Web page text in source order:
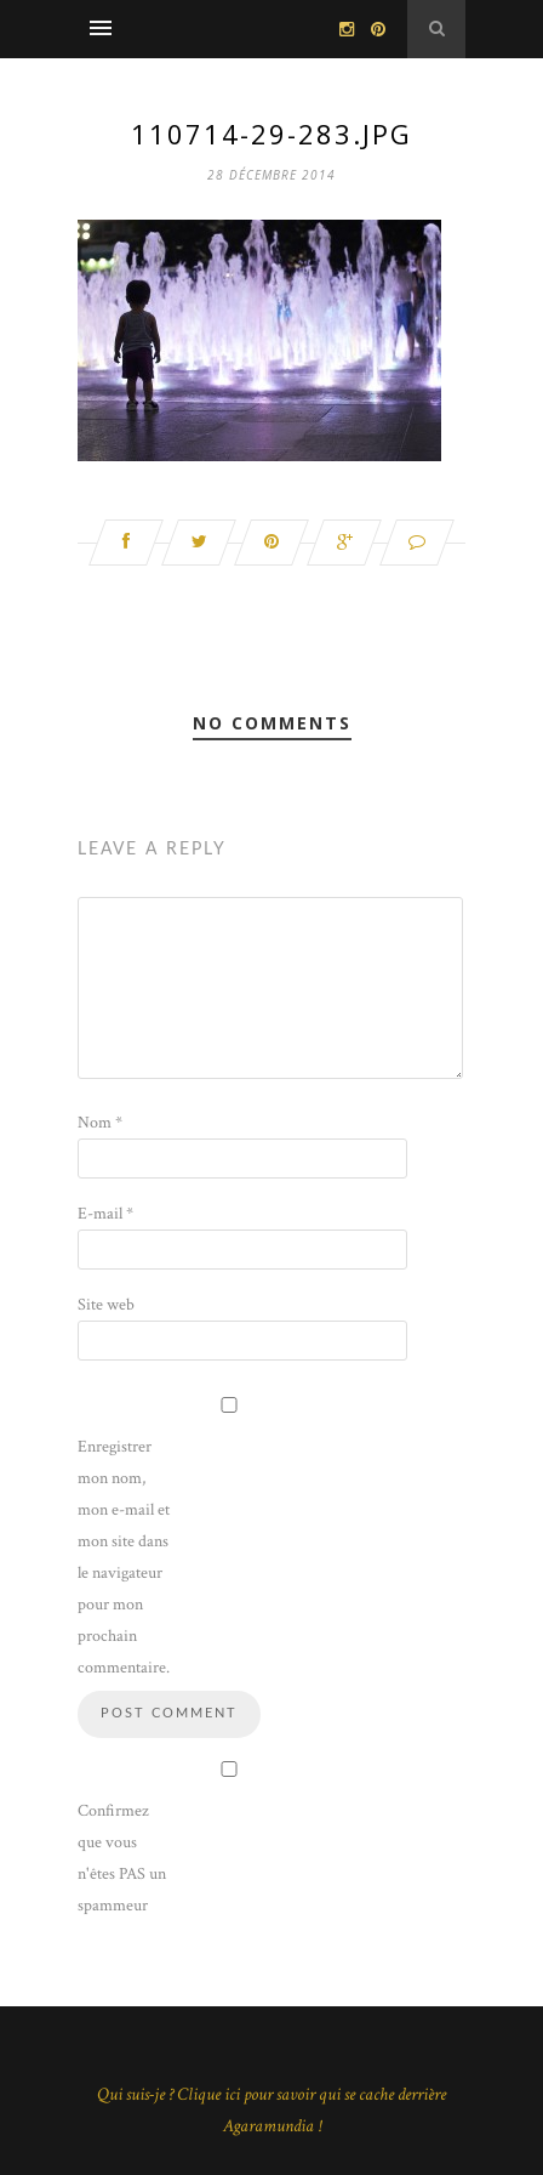
110714-29-283.JPG
28 DÉCEMBRE 2014
NO COMMENTS
LEAVE A REPLY
Nom*
E-mail*
Site web
Enregistrer
mon nom,
mon e-mail et
mon site dans
le navigateur
pour mon
prochain
commentaire.
Confirmez
que vous
n'êtes PAS un
spammeur
Qui suis-je ? Clique ici pour savoir qui se cache derrière
Agaramundia !